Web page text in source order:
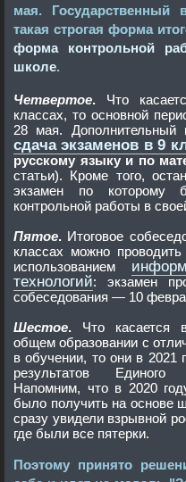
мая. Государственный
такая строгая
форма контрольной работы, которая
школе.
Четвертое. Что касается итоговой
классах, то основной
28 мая.
сдача экзаменов в 9
русскому
статьи). Кроме того,
экзамен по которому будет
контрольной работы в
Пятое. Итоговое
классах можно проводить
использованием
технологий: экзамен
Шестое. Что касается выдачи
общем образовании с
в обучении, то они в 2021
результатов Единого государственного экзамена.
Напомним, что в 2020 году
было получить на основе
сразу увидели взрывной
где были все пятерки.
Поэтому принято